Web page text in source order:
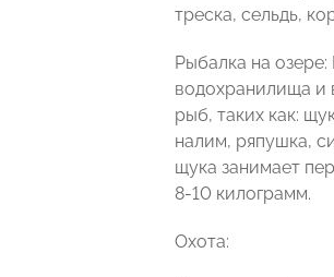
треска, сельдь,
Рыбалка на
водохранилища и
рыб, таких как:
налим, ряпушка,
щука занимает
8-10 килограмм.
Охота: